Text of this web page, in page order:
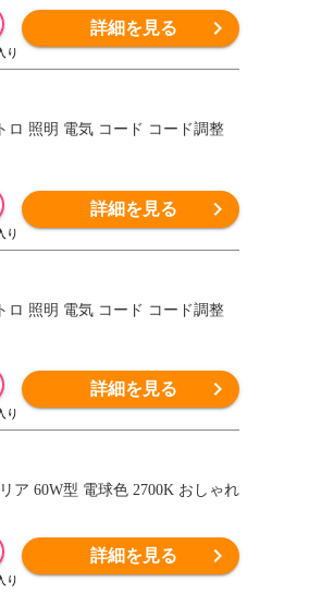
詳細を見る
ロ 照明 電気 コード コード調整
詳細を見る
ロ 照明 電気 コード コード調整
詳細を見る
ア 60W型 電球色 2700K おしゃれ
詳細を見る